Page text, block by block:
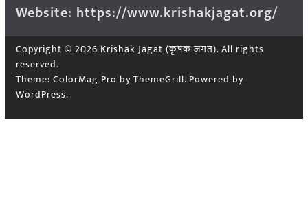
Website: https://www.krishakjagat.org/
Copyright © 2026 Krishak Jagat (कृषक जगत). All rights
reserved.
Theme: ColorMag Pro by ThemeGrill. Powered by
WordPress.